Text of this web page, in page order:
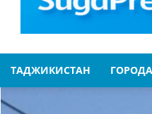
ТАДЖИКИСТАН